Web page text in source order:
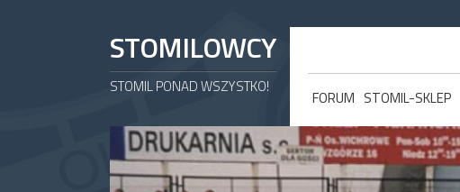
STOMILOWCY
STOMIL PONAD WSZYSTKO!
FORUM STOMIL-SKLEP